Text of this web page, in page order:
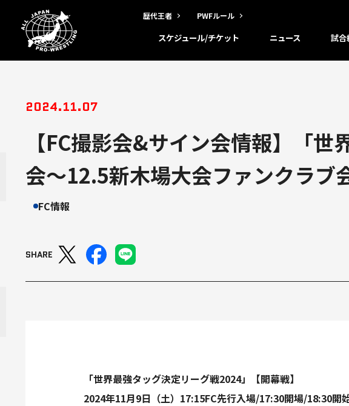
歴代王者 PWFルール
スケジュール/チケット ニュース 試合
2024.11.07
【FC撮影会&サイン会情報】「
会～12.5新木場大会ファンクラブ
FC情報
SHARE
「世界最強タッグ決定リーグ戦2024」【開幕戦】
2024年11月9日（土）17:15FC先行入場/17:30開場/18:30開